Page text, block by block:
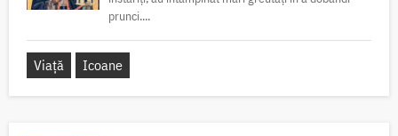
prunci....
Viață Icoane